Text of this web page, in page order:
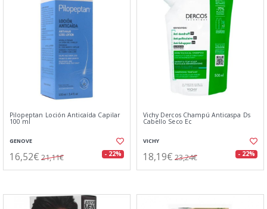
Pilopeptan Loción Anticaída Capilar
100 ml
GENOVE
16,52€ 21,11€ - 22%
Vichy Dercos Champú Anticaspa Ds
Cabello Seco Ec
VICHY
18,19€ 23,24€ - 22%